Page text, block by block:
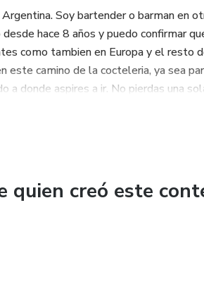
de estructura: Los videos pueden
seguir un progreso gradual en tus
más para convertirte en un
y comienza a crear impresionantes
Soy bartender o barman en
hace 8 años y puedo confirmar
como tambien en Europa y el resto
este camino de la cocteleria, ya sea
donde aspires a ir. No pierdas una
quien creó este